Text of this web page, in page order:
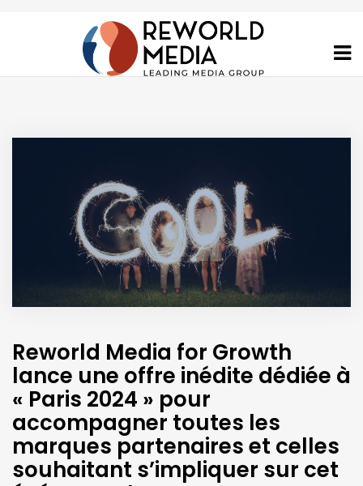
Reworld Media for Growth
lance une offre inédite dédiée à
« Paris 2024 » pour
accompagner toutes les
marques partenaires et celles
souhaitant s’impliquer sur cet